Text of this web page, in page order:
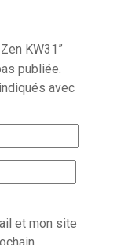
KW31”
publiée.
avec
et mon site